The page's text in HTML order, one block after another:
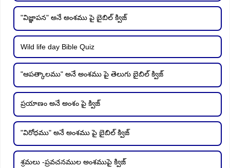
"విజ్ఞాపన" అనే అంశము పై బైబిల్ క్విజ్
Wild life day Bible Quiz
"ఆపత్కాలము" అనే అంశము పై తెలుగు బైబిల్ క్విజ్
ప్రయాణం అనే అంశం పై క్విజ్
"విరోధము" అనే అంశము పై బైబిల్ క్విజ్
శ్రమలు -ప్రవచనముల అంశముపై క్విజ్